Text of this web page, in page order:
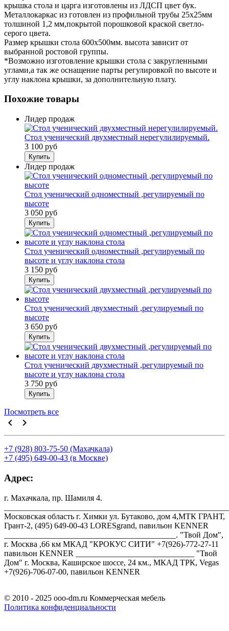
крышка стола и царга изготовлены из ЛДСП цвет бук.
Металлокаркас из готовлен из профильной трубы 25х25мм
толшиной 1,2 мм,покрытой порошковой краской светло-
серого цвета.
Размер крышки стола 600х500мм. высота зависит от
выбранной ростовой группы.
*Возможно изготовление крышки стола с закругленными
углами,а так же оснащение парты регулировкой по высоте и
углу наклона крышки, за дополнительную плату.
Похожие товары
Лидер продаж
Стол ученический двухместный нерегулилируемый.
3 100 руб
Купить
Лидер продаж
Стол ученический одноместный ,регулируемый по
высоте
3 050 руб
Купить
Стол ученический одноместный ,регулируемый по
высоте и углу наклона стола
3 150 руб
Купить
Стол ученический двухместный ,регулируемый по
высоте
3 650 руб
Купить
Стол ученический двухместный ,регулируемый по
высоте и углу наклона стола
3 750 руб
Купить
Посмотреть все
keyboard_arrow_left keyboard_arrow_right
+7 (928) 803-75-50 (Махачкала)
+7 (495) 649-00-43 (в Москве)
Адрес:
г. Махачкала, пр. Шамиля 4.
Московская область г. Химки ул. Бутаково, дом 4,МТК ГРАНТ,
Грант-2, (495) 649-00-43 LORESgrand, павильон KENNER
__________________________________________. "Твой Дом",
г. Москва ,66 км МКАД "КРОКУС СИТИ" +7(926)-772-27-11
павильон KENNER _____________________________ "Твой
Дом" г. Москва, Каширское шоссе, 24 км., МКАД ТРК, Vegas
+7(926)-706-07-00, павильон KENNER
© 2010 - 2025 ooo-dm.ru Коммерческая мебель
Политика конфиденциальности